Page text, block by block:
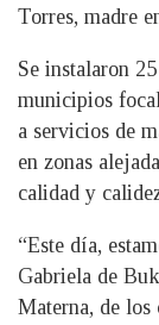
Torres, madre
Se instalaron
municipios
a servicios de
en zonas
calidad y
“Este día,
Gabriela de
Materna, de los